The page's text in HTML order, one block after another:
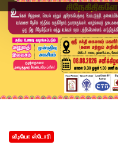
வீடியோ ஸ்டோரி